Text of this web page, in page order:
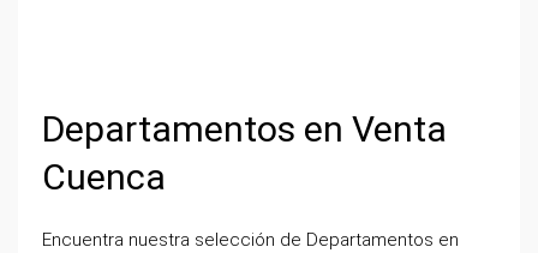
Departamentos en Venta
Cuenca
Encuentra nuestra selección de Departamentos en